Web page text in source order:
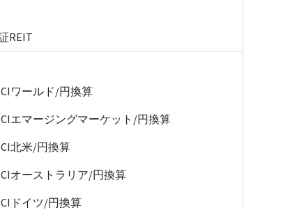
REIT
ワールド/円換算
エマージングマーケット/円換算
北米/円換算
オーストラリア/円換算
ドイツ/円換算